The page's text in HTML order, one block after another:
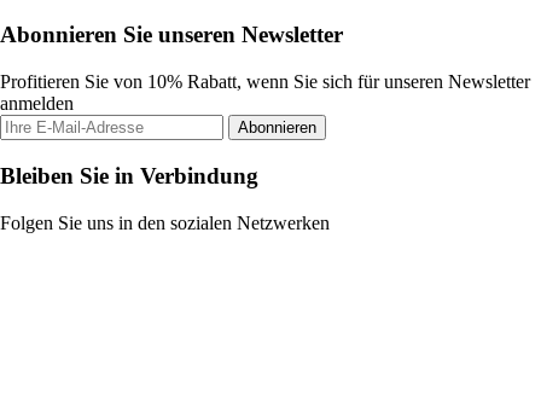
Abonnieren Sie unseren Newsletter
Profitieren Sie von 10% Rabatt, wenn Sie sich für unseren Newsletter
anmelden
Abonnieren
Bleiben Sie in Verbindung
Folgen Sie uns in den sozialen Netzwerken